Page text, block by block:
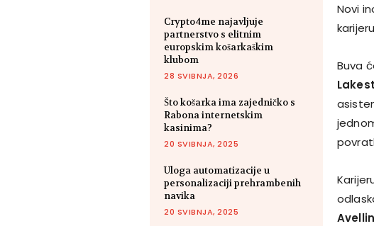
Crypto4me najavljuje
partnerstvo s elitnim
europskim košarkaškim
klubom
28 SVIBNJA, 2026
Što košarka ima zajedničko s
Rabona internetskim
kasinima?
20 SVIBNJA, 2025
Uloga automatizacije u
personalizaciji prehrambenih
navika
20 SVIBNJA, 2025
Novi
Buva